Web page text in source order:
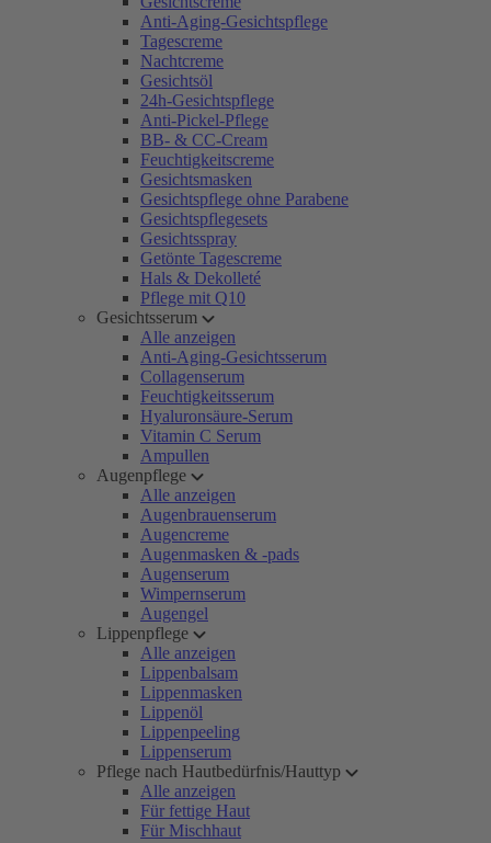
Anti-Aging-Gesichtspflege
Tagescreme
Nachtcreme
Gesichtsöl
24h-Gesichtspflege
Anti-Pickel-Pflege
BB- & CC-Cream
Feuchtigkeitscreme
Gesichtsmasken
Gesichtspflege ohne Parabene
Gesichtspflegesets
Gesichtsspray
Getönte Tagescreme
Hals & Dekolleté
Pflege mit Q10
Gesichtsserum
Alle anzeigen
Anti-Aging-Gesichtsserum
Collagenserum
Feuchtigkeitsserum
Hyaluronsäure-Serum
Vitamin C Serum
Ampullen
Augenpflege
Alle anzeigen
Augenbrauenserum
Augencreme
Augenmasken & -pads
Augenserum
Wimpernserum
Augengel
Lippenpflege
Alle anzeigen
Lippenbalsam
Lippenmasken
Lippenöl
Lippenpeeling
Lippenserum
Pflege nach Hautbedürfnis/Hauttyp
Alle anzeigen
Für fettige Haut
Für Mischhaut